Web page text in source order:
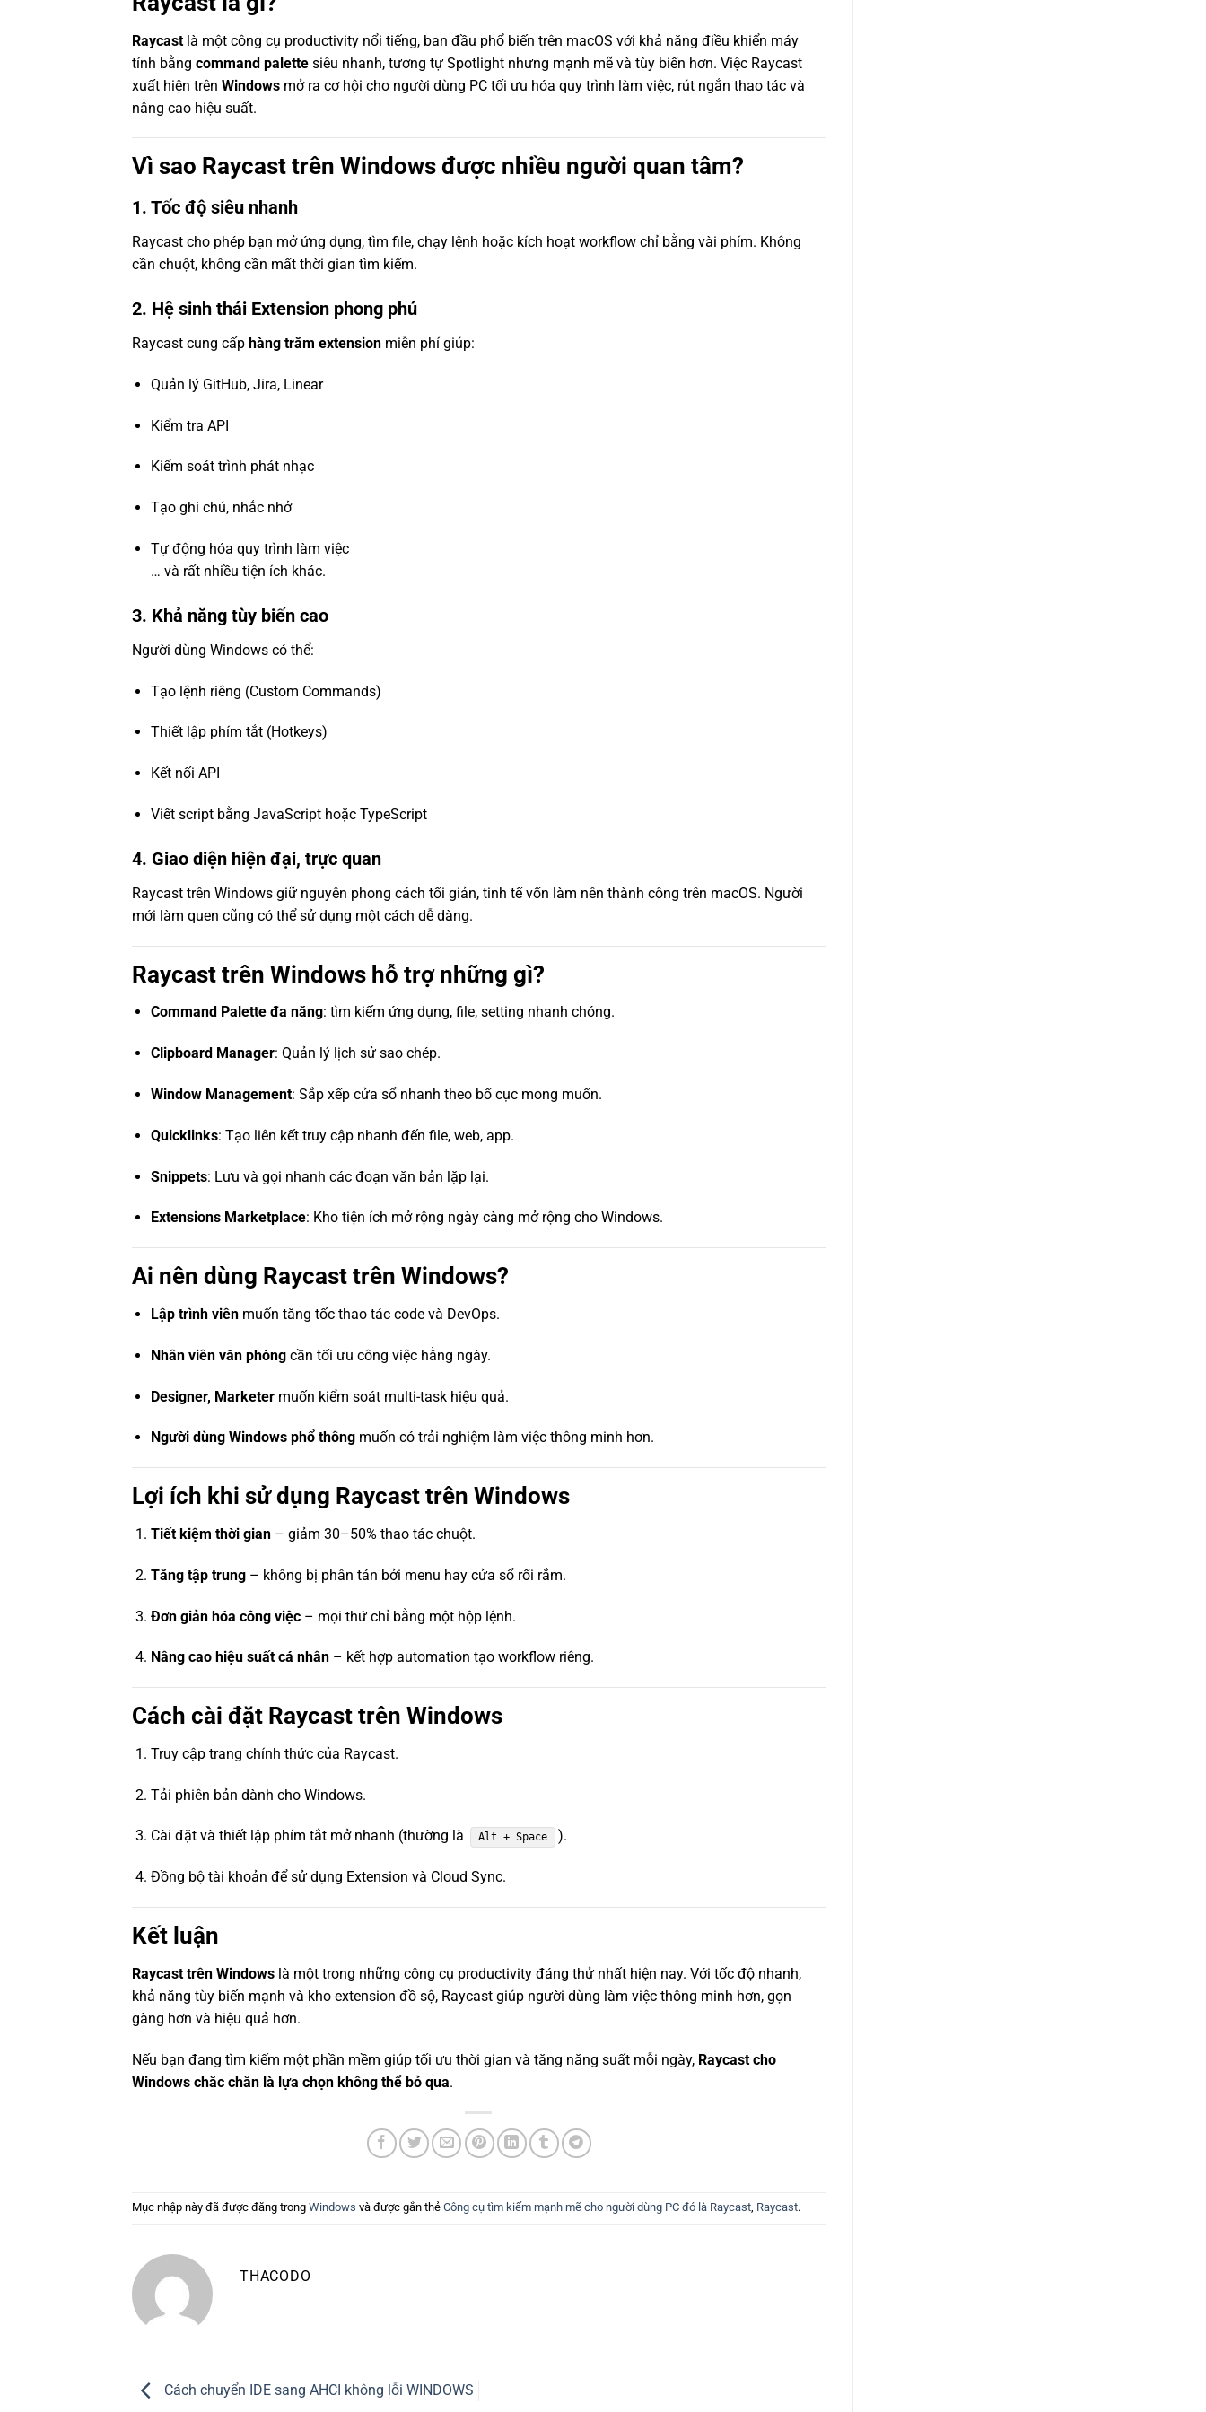
Raycast là một công cụ productivity nổi tiếng, ban đầu phổ biến trên macOS với khả năng điều khiển máy
tính bằng command palette siêu nhanh, tương tự Spotlight nhưng mạnh mẽ và tùy biến hơn. Việc Raycast
xuất hiện trên Windows mở ra cơ hội cho người dùng PC tối ưu hóa quy trình làm việc, rút ngắn thao tác và
nâng cao hiệu suất.
Vì sao Raycast trên Windows được nhiều người quan tâm?
1. Tốc độ siêu nhanh
Raycast cho phép bạn mở ứng dụng, tìm file, chạy lệnh hoặc kích hoạt workflow chỉ bằng vài phím. Không
cần chuột, không cần mất thời gian tìm kiếm.
2. Hệ sinh thái Extension phong phú
Raycast cung cấp hàng trăm extension miễn phí giúp:
Quản lý GitHub, Jira, Linear
Kiểm tra API
Kiểm soát trình phát nhạc
Tạo ghi chú, nhắc nhở
Tự động hóa quy trình làm việc
… và rất nhiều tiện ích khác.
3. Khả năng tùy biến cao
Người dùng Windows có thể:
Tạo lệnh riêng (Custom Commands)
Thiết lập phím tắt (Hotkeys)
Kết nối API
Viết script bằng JavaScript hoặc TypeScript
4. Giao diện hiện đại, trực quan
Raycast trên Windows giữ nguyên phong cách tối giản, tinh tế vốn làm nên thành công trên macOS. Người
mới làm quen cũng có thể sử dụng một cách dễ dàng.
Raycast trên Windows hỗ trợ những gì?
Command Palette đa năng: tìm kiếm ứng dụng, file, setting nhanh chóng.
Clipboard Manager: Quản lý lịch sử sao chép.
Window Management: Sắp xếp cửa sổ nhanh theo bố cục mong muốn.
Quicklinks: Tạo liên kết truy cập nhanh đến file, web, app.
Snippets: Lưu và gọi nhanh các đoạn văn bản lặp lại.
Extensions Marketplace: Kho tiện ích mở rộng ngày càng mở rộng cho Windows.
Ai nên dùng Raycast trên Windows?
Lập trình viênmuốn tăng tốc thao tác code và DevOps.
Nhân viên văn phòngcần tối ưu công việc hằng ngày.
Designer, Marketermuốn kiểm soát multi-task hiệu quả.
Người dùng Windows phổ thôngmuốn có trải nghiệm làm việc thông minh hơn.
Lợi ích khi sử dụng Raycast trên Windows
Tiết kiệm thời gian– giảm 30–50% thao tác chuột.
Tăng tập trung– không bị phân tán bởi menu hay cửa sổ rối rắm.
Đơn giản hóa công việc– mọi thứ chỉ bằng một hộp lệnh.
Nâng cao hiệu suất cá nhân– kết hợp automation tạo workflow riêng.
Cách cài đặt Raycast trên Windows
Truy cập trang chính thức của Raycast.
Tải phiên bản dành cho Windows.
Cài đặt và thiết lập phím tắt mở nhanh (thường là Alt + Space ).
Đồng bộ tài khoản để sử dụng Extension và Cloud Sync.
Kết luận
Raycast trên Windows là một trong những công cụ productivity đáng thử nhất hiện nay. Với tốc độ nhanh,
khả năng tùy biến mạnh và kho extension đồ sộ, Raycast giúp người dùng làm việc thông minh hơn, gọn
gàng hơn và hiệu quả hơn.
Nếu bạn đang tìm kiếm một phần mềm giúp tối ưu thời gian và tăng năng suất mỗi ngày, Raycast cho
Windows chắc chắn là lựa chọn không thể bỏ qua.
Mục nhập này đã được đăng trong Windows và được gắn thẻ Công cụ tìm kiếm mạnh mẽ cho người dùng PC đó là Raycast, Raycast.
THACODO
Cách chuyển IDE sang AHCI không lỗi WINDOWS